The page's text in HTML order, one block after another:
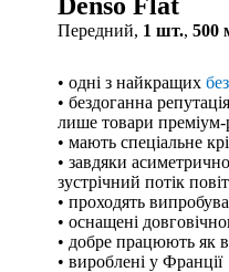
Передний, 1 шт., 500
• одні з найкращих
• бездоганна
лише товари преміум-
• мають спеціальне
• завдяки
зустрічний потік
• проходять
• оснащені
• добре працюють як
• вироблені у Франції